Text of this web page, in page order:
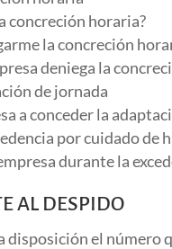
concreción horaria?
la concreción
deniega la
de jornada
a conceder la
por cuidado de
durante la
AL DESPIDO
disposición el número